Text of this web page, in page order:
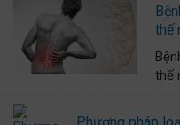
thế
thế